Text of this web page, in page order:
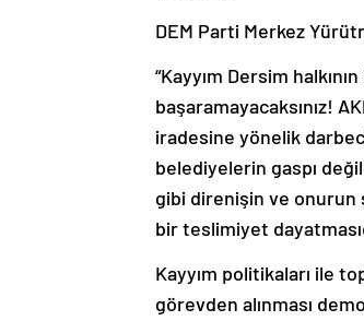
DEM Parti Merkez
“Kayyım Dersim
başaramayacaksınız!
iradesine yönelik
belediyelerin gaspı
gibi direnişin ve onurun
bir teslimiyet
Kayyım politikaları ile
görevden alınması